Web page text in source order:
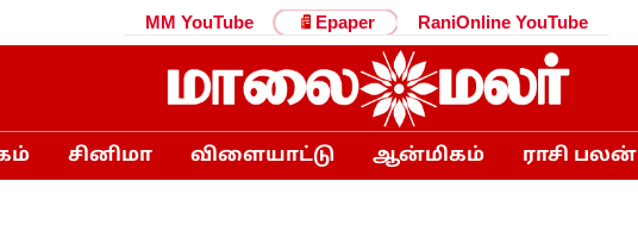
MM YouTube Epaper RaniOnline YouTube
சினிமா விளையாட்டு ஆன்மிகம் ராசி பலன்